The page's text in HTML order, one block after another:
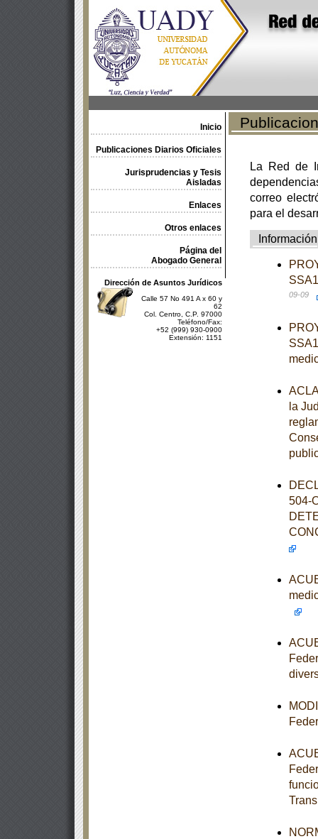
Inicio
Publicaciones Diarios Oficiales
Jurisprudencias y Tesis
Aisladas
Enlaces
Otros enlaces
Página del
Abogado General
Dirección de Asuntos Jurídicos
Calle 57 No 491 A x 60 y
62
Col. Centro, C.P. 97000
Teléfono/Fax:
+52 (999) 930-0900
Extensión: 1151
La Red de
correo
para el
Información
09-09
la
504-